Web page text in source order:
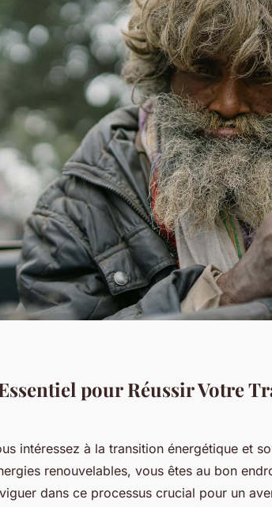
pour Réussir Votre
intéressez à la transition énergétique et
renouvelables, vous êtes au bon
dans ce processus crucial pour un